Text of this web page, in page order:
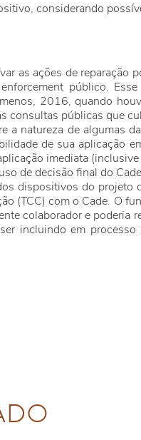
considerando
as ações de reparação
público.
2016, quando
consultas públicas que
a natureza de algumas
de sua aplicação
imediata
de decisão final do
dispositivos do
(TCC) com o Cade. O
colaborador e poderia
incluindo em